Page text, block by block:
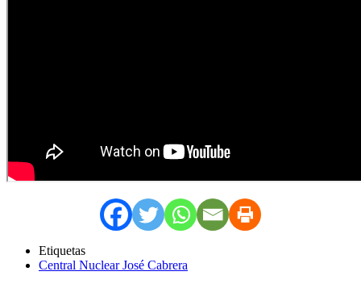
Etiquetas
Central Nuclear José Cabrera